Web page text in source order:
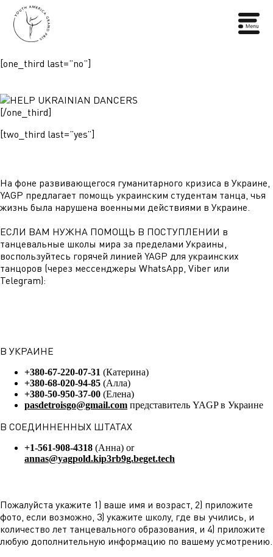
[one_third last=”no”]
[/one_third]
[two_third last=”yes”]
На фоне развивающегося гуманитарного кризиса в Украине,
YAGP предлагает помощь украинским студентам танца, чья
жизнь была нарушена военными действиями в Украине.
ЕСЛИ ВАМ НУЖНА ПОМОЩЬ В ПОСТУПЛЕНИИ в
танцевальные школы мира за пределами Украины,
воспользуйтесь горячей линией YAGP для украинских
танцоров (через мессенджеры WhatsApp, Viber или
Telegram):
В УКРАИНЕ
+380-67-220-07-31 (Катерина)
+380-68-020-94-85 (Алла)
+380-50-950-37-00 (Елена)
pasdetroisgo@gmail.com представитель YAGP в Украине
В СОЕДИННЕННЫХ ШТАТАХ
+1-561-908-4318 (Анна) or
annas@yagpold.kip3rb9g.beget.tech
Пожалуйста укажите 1) ваше имя и возраст, 2) приложите
фото, если возможно, 3) укажите школу, где вы учились, и
количество лет танцевального образования, и 4) приложите
любую дополнительную информацию по вашему усмотрению.